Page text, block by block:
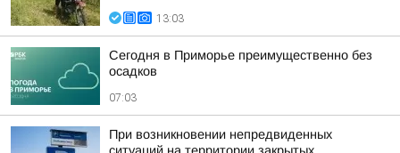
13:03
Сегодня в Приморье преимущественно без
осадков
07:03
При возникновении непредвиденных